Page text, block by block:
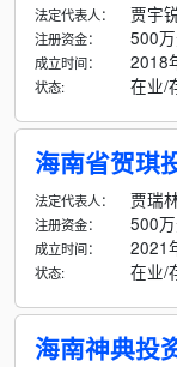
法定代表人： 贾宇
注册资金： 500
成立时间： 2018
状态: 在业/
海南省贺琪
法定代表人： 贾瑞
注册资金： 500
成立时间： 2021
状态: 在业/
海南神典投